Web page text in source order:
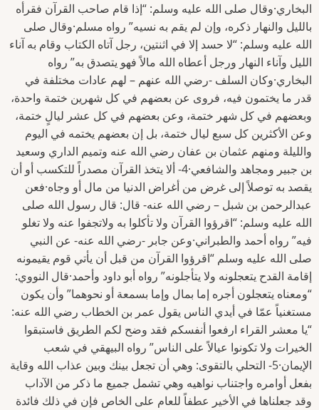
البخاري·وقال صلى الله عليه وسلم: “إذا قام صاحب القرآن فقرأه
بالليل والنهار ذكره، وإن لم يقم به نسيه” رواه مسلم·وقال صلى
الله عليه وسلم: “لا حسد إلا في اثنتين، رجل آتاه الكتاب وقام به آناء
الليل وآناء النهار ورجل أعطاه الله مالاً فهو يتصدق به” رواه
البخاري·وكان السلف -رضي الله عنهم – لهم عادات مختلفة في
قدر ما يختمون فيه، فروى عن بعضهم في كل شهرين ختمة واحدة،
وبعضهم في كل شهر ختمة، وعن بعضهم في كل عشر ليالٍ ختمة،
وعن الأكثرين كل سبع ليال ختمة، بل إن بعضهم يختمه في اليوم
والليلة ومنهم عثمان بن عفان رضي الله عنه وتميم الداري وسعيد
بن جبير ومجاهد والشافعي·4- ألا يتخذ القرآن مصدراً للتكسب أو أن
يقصد به توصلاً إلى غرض من أغراض الدنيا من مال أو وجاه·فعن
عبدالرحمن بن شبل – رضي الله عنه- قال: قال رسول الله صلى
الله عليه وسلم: “اقرؤوا القرآن ولا تأكلوا به ولاتجفوا عنه ولا تغلو
فيه” رواه أحمد والطبراني·وعن جابر -رضي الله عنه- عن النبي
صلى الله عليه وسلم “اقرؤوا القرآن من قبل أن يأتي قوم يقيمونه
إقامة القدح يتعجلونه ولا يتأجلونه” رواه أبو داود وأحمد·قال النووي:
“ومعناه يتعجلون أجره إما بمال وإما بسمعة أو نحوهما” وأن يكون
مستغنياً عمّا في أيدي الناس يقول عمر بن الخطاب رضي الله عنه:
“يا معشر القراء ارفعوا أنفسكم فقد وضح لكم الطريق فاستبقوا
الخيرات ولا تكونوا عيالاً على الناس” رواه البيهقي في شعب
الإيمان·5- التحلي بالتقوى: وهي أن تجعل بينك وبين عذاب الله وقاية
بفعل أوامره واجتناب نواهيه وهي تشمل جميع ما ذكر من الآداب
وقد جعلناها في الأخير عطفاً للعام على الخاص فإن في ذلك فائدة